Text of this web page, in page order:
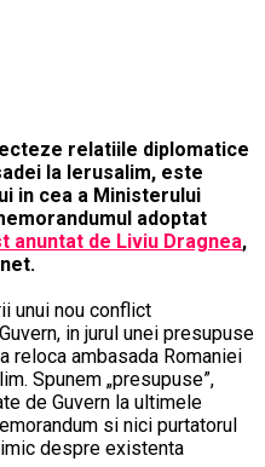
relatiile diplomatice
la Ierusalim, este
in cea a Ministerului
adoptat
anuntat de Liviu Dragnea,
unui nou conflict
in jurul unei presupuse
reloca ambasada Romaniei
Spunem „presupuse”,
de Guvern la ultimele
si nici purtatorul
despre existenta